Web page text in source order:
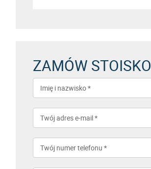
ZAMÓW STOISKO